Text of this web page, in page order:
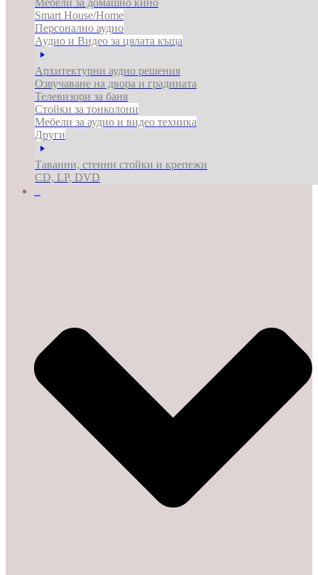
Мебели за домашно кино
Smart House/Home
Персонално аудио
Аудио и Видео за цялата къща
Архитектурни аудио решения
Озвучаване на двора и градината
Телевизори за баня
Стойки за тонколони
Мебели за аудио и видео техника
Други
Таванни, стенни стойки и крепежи
CD, LP, DVD